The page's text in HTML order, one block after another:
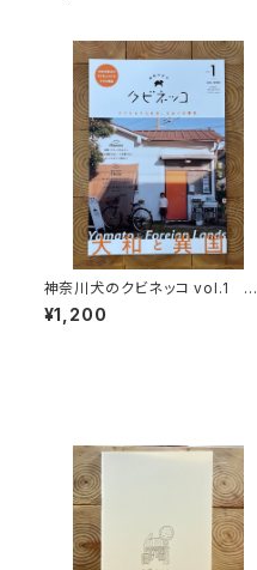
神奈川犬のクビネッコ vol.1 特
集：大和と異国
¥1,200